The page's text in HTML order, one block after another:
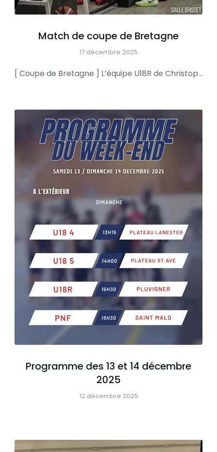
Match de coupe de Bretagne
17 décembre 2025
[ Coupe de Bretagne ] L’équipe U18R de Christopher termine 2025 avec un 16eme de finale de coupe de Bretagne face aux voisins de Quimper… Et ce sera un bon test face à une équipe qui joue en poule Élite À 13h15 en ouverture, nos U18DM4 affrontent Queven en coupe de Morbihan. VENEZ NOMBREUX SUPPORTER…
Programme des 13 et 14 décembre
2025
12 décembre 2025